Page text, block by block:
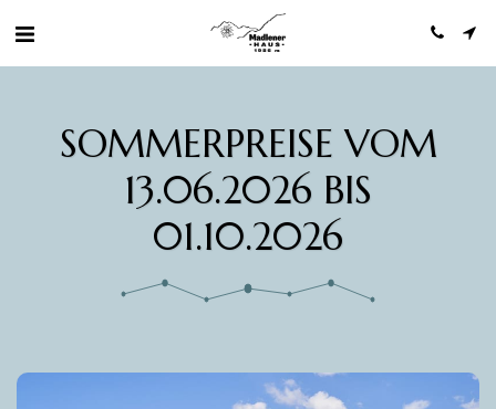
SOMMERPREISE VOM
13.06.2026 BIS
01.10.2026